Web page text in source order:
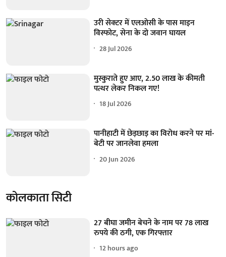
उरी सेक्टर में एलओसी के पास माइन
विस्फोट, सेना के दो जवान घायल
28 Jul 2026
मुस्कुराते हुए आए, 2.50 लाख के कीमती
पत्थर लेकर निकल गए!
18 Jul 2026
पानीहाटी में छेड़छाड़ का विरोध करने पर मां-
बेटी पर जानलेवा हमला
20 Jun 2026
कोलकाता सिटी
27 बीघा जमीन बेचने के नाम पर 78 लाख
रुपये की ठगी, एक गिरफ्तार
12 hours ago